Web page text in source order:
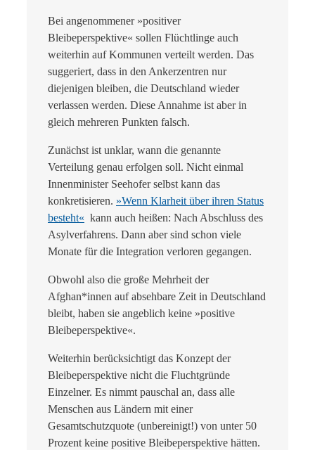
Bei angenommener »positiver
Bleibeperspektive« sollen Flüchtlinge auch
weiterhin auf Kommunen verteilt werden. Das
suggeriert, dass in den Ankerzentren nur
diejenigen bleiben, die Deutschland wieder
verlassen werden. Diese Annahme ist aber in
gleich mehreren Punkten falsch.
Zunächst ist unklar, wann die genannte
Verteilung genau erfolgen soll. Nicht einmal
Innenminister Seehofer selbst kann das
konkretisieren. »Wenn Klarheit über ihren Status
besteht« kann auch heißen: Nach Abschluss des
Asylverfahrens. Dann aber sind schon viele
Monate für die Integration verloren gegangen.
Obwohl also die große Mehrheit der
Afghan*innen auf absehbare Zeit in Deutschland
bleibt, haben sie angeblich keine »positive
Bleibeperspektive«.
Weiterhin berücksichtigt das Konzept der
Bleibeperspektive nicht die Fluchtgründe
Einzelner. Es nimmt pauschal an, dass alle
Menschen aus Ländern mit einer
Gesamtschutzquote (unbereinigt!) von unter 50
Prozent keine positive Bleibeperspektive hätten.